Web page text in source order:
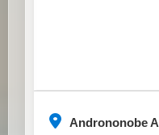
Andrononobe